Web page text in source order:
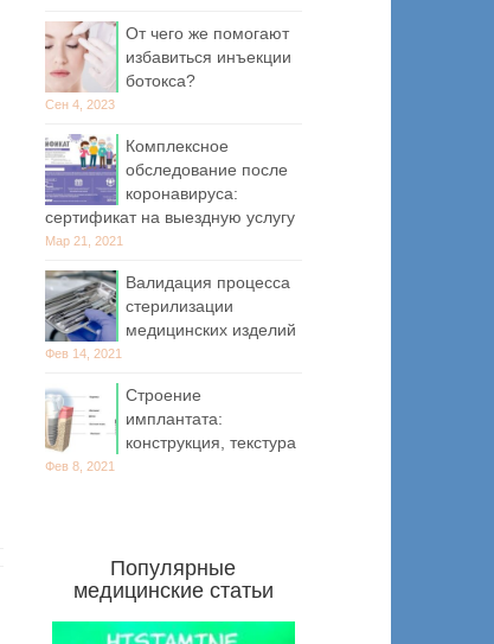
От чего же помогают
избавиться инъекции
ботокса?
Сен 4, 2023
Комплексное
обследование после
коронавируса:
сертификат на выездную услугу
Мар 21, 2021
Валидация процесса
стерилизации
медицинских изделий
Фев 14, 2021
Строение
имплантата:
конструкция, текстура
Фев 8, 2021
Популярные
медицинские статьи